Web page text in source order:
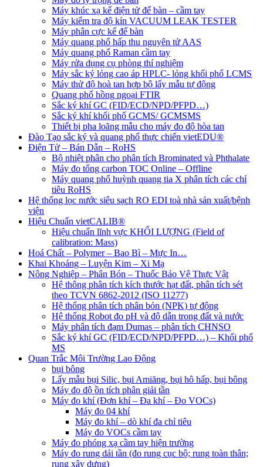
Máy khúc xạ kế điện tử để bàn – cầm tay
Máy kiểm tra độ kín VACUUM LEAK TESTER
Máy phân cực kế để bàn
Máy quang phổ hấp thu nguyên tử AAS
Máy quang phổ Raman cầm tay
Máy rửa dụng cụ phòng thí nghiệm
Máy sắc ký lỏng cao áp HPLC- lỏng khối phổ LCMS
Máy thử độ hoà tan hợp bộ lấy mẫu tự động
Quang phổ hồng ngoại FTIR
Sắc ký khí GC (FID/ECD/NPD/PFPD…)
Sắc ký khí khối phổ GCMS/ GCMSMS
Thiết bị pha loãng mẫu cho máy đo độ hòa tan
Đào Tạo sắc ký và quang phổ thực chiến vietEDU®
Điện Tử – Bán Dẫn – RoHS
Bộ nhiệt phân cho phân tích Brominated và Phthalate
Máy đo tổng carbon TOC Online – Offline
Máy quang phổ huỳnh quang tia X phân tích các chỉ
tiêu RoHS
Hệ thống lọc nước siêu sạch RO EDI​​ toà nhà sản xuất/bệnh
viện
Hiệu Chuẩn vietCALIB®
Hiệu chuẩn lĩnh vực KHỐI LƯỢNG (Field of
calibration: Mass)
Hoá Chất – Polymer – Bao Bì – Mực In…
Khai Khoáng – Luyện Kim – Xi Mạ
Nông Nghiệp – Phân Bón – Thuốc Bảo Vệ Thực Vật
Hệ thông phân tích kích thước hạt đất, phân tích sét
theo TCVN 6862-2012 (ISO 11277)
Hệ thống phân tích phân bón (NPK) tự động
Hệ thống Robot đo pH và độ dẫn trong đất và nước
Máy phân tích đạm Dumas – phân tích CHNSO
Sắc ký khí GC (FID/ECD/NPD/PFPD…) – Khối phổ
MS
Quan Trắc Môi Trường Lao Động
bụi bông
Lấy mẫu bụi Silic, bụi Amiăng, bụi hô hấp, bụi bông
Máy đo độ ồn tích phân giải tần
Máy đo khí (Đơn khí – Đa khí – Đo VOCs)
Máy đo 04 khí
Máy đo khí – dò khí đa chỉ tiêu
Máy đo VOCs cầm tay
Máy đo phóng xạ cầm tay hiện trường
Máy đo rung dải tần (đo rung cục bộ; rung toàn thân;
rung xây dựng)